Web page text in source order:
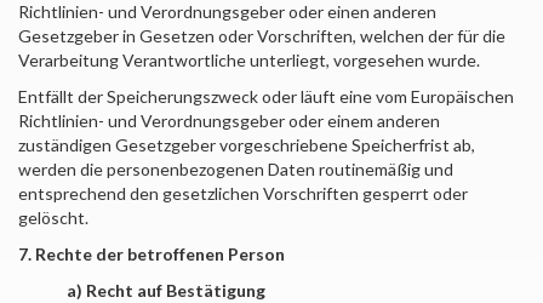
Richtlinien- und Verordnungsgeber oder einen anderen
Gesetzgeber in Gesetzen oder Vorschriften, welchen der für die
Verarbeitung Verantwortliche unterliegt, vorgesehen wurde.
Entfällt der Speicherungszweck oder läuft eine vom Europäischen
Richtlinien- und Verordnungsgeber oder einem anderen
zuständigen Gesetzgeber vorgeschriebene Speicherfrist ab,
werden die personenbezogenen Daten routinemäßig und
entsprechend den gesetzlichen Vorschriften gesperrt oder
gelöscht.
7. Rechte der betroffenen Person
a) Recht auf Bestätigung